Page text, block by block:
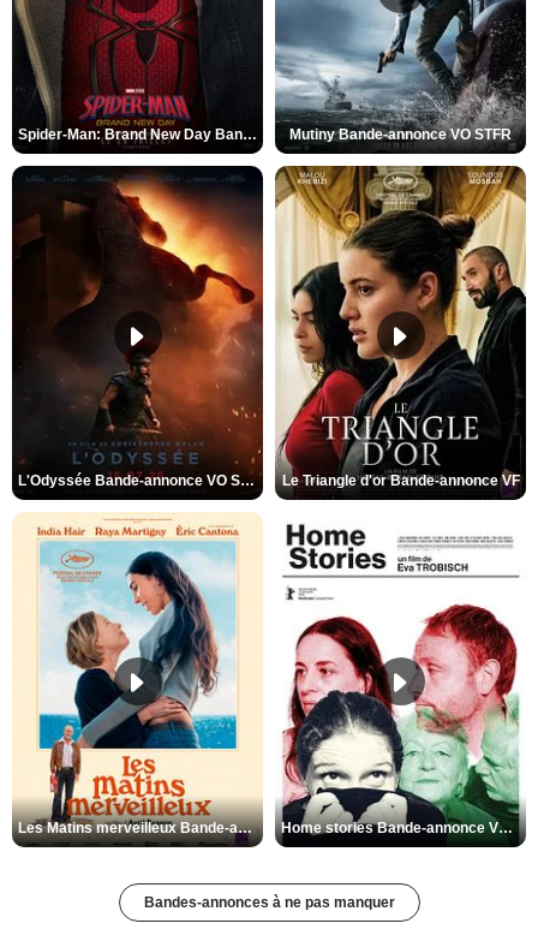
Spider-Man: Brand New Day Bande-annonce VO STFR Mutiny Bande-annonce VO STFR
L'Odyssée Bande-annonce VO STFR Le Triangle d'or Bande-annonce VF
Les Matins merveilleux Bande-annonce VF Home stories Bande-annonce VO STFR
Bandes-annonces à ne pas manquer